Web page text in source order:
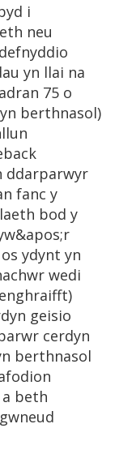
i
neu
yn llai na
75 o
berthnasol)
ddarparwyr
fanc y
bod y
ydynt yn
wedi
geisio
cerdyn
berthnasol
beth